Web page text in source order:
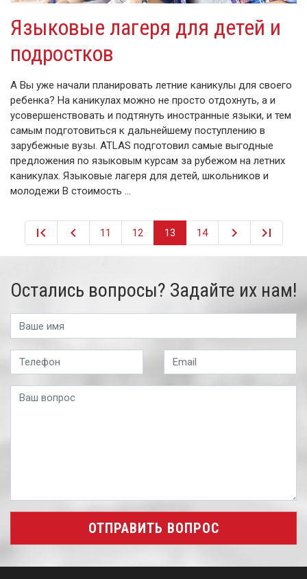
Языковые лагеря для детей и
подростков
А Вы уже начали планировать летние каникулы для своего
ребенка? На каникулах можно не просто отдохнуть, а и
усовершенствовать и подтянуть иностранные языки, и тем
самым подготовиться к дальнейшему поступлению в
зарубежные вузы. ATLAS подготовил самые выгодные
предложения по языковым курсам за рубежом на летних
каникулах. Языковые лагеря для детей, школьников и
молодежи В стоимость …
first_page keyboard_arrow_left 11 12 13 14 keyboard_arrow_right last_page
Остались вопросы? Задайте их нам!
ОТПРАВИТЬ ВОПРОС